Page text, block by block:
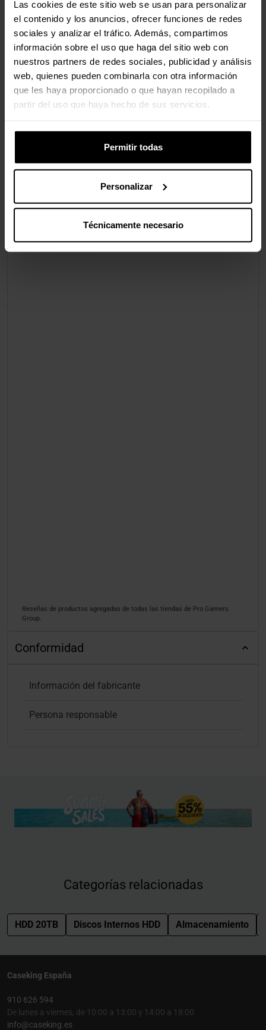
Las cookies de este sitio web se usan para personalizar
el contenido y los anuncios, ofrecer funciones de redes
sociales y analizar el tráfico. Además, compartimos
información sobre el uso que haga del sitio web con
nuestros partners de redes sociales, publicidad y análisis
web, quienes pueden combinarla con otra información
que les haya proporcionado o que hayan recopilado a
partir del uso que haya hecho de sus servicios.
Permitir todas
Personalizar
Técnicamente necesario
Normas/Especificaciones
Especificaciones Estándar
SATA III
(6G)
Conectividad
Tipo de Conexión SATA
Reseñas de productos agregadas de todas las tiendas de Pro Gamers
Group.
Conformidad
Información del fabricante
Persona responsable
Categorías relacionadas
HDD 20TB Discos Internos HDD Almacenamiento
Caseking España
910 626 594
De lunes a viernes, de 10:00 a 13:00 y 14:00 a 18:00
info@caseking.es